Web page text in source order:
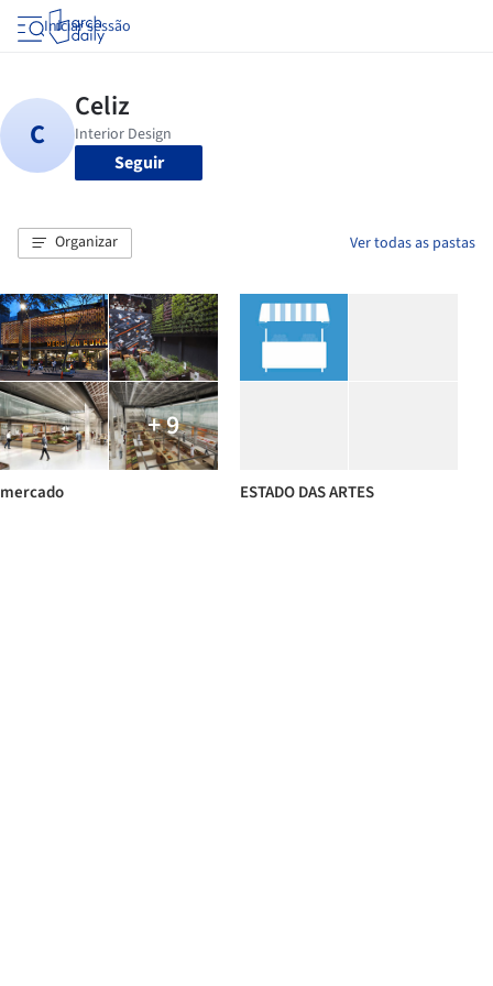
Iniciar sessão
Seguir
Organizar Ver todas as pastas
+ 9
mercado ESTADO DAS ARTES